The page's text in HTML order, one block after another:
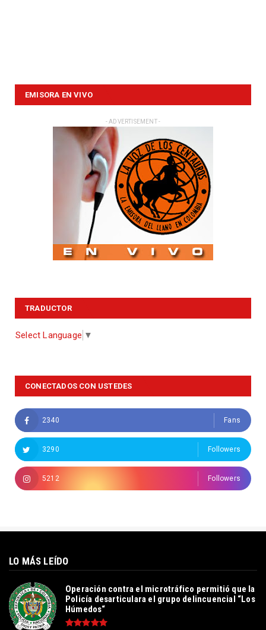
EMISORA EN VIVO
- ADVERTISEMENT -
TRADUCTOR
Select Language ▼
CONECTADOS CON USTEDES
2340 Fans
3290 Followers
5212 Followers
LO MÁS LEÍDO
Operación contra el microtráfico permitió que la
Policía desarticulara el grupo delincuencial “Los
Húmedos“